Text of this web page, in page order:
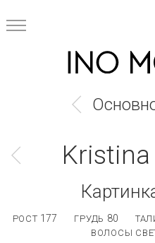
РОСТ 177 ГРУДЬ 80
ВОЛОСЫ